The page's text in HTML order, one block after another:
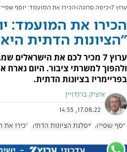
ערוץ 7 כיפה סרוגה הכירו את המועמד: יוסף שפייזר -
הכירו את המועמד:
"הציונות הדתית
ערוץ 7 מכיר לכם את
ולהפוך למשרתי ציבור. היום נארח
בפריימריז בציונות הדתית.
איציק ברנדויין
17.08.22, 14:55
יוסף שפייזר מפלגת הציונות הדתית הכירו את